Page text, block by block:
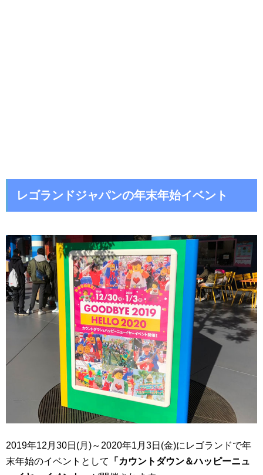
レゴランドジャパンの年末年始イベント
2019年12月30日(月)～2020年1月3日(金)にレゴランドで年
末年始のイベントとして
「カウントダウン＆ハッピーニュ